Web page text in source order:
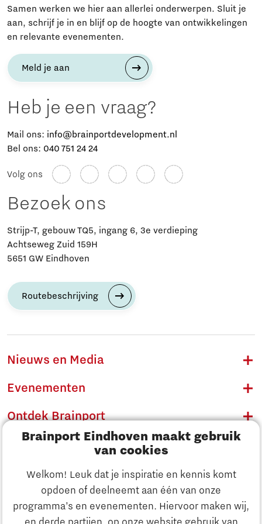
Brainport Eindhoven maakt gebruik
van cookies
Welkom! Leuk dat je inspiratie en kennis komt
opdoen of deelneemt aan één van onze
programma’s en evenementen. Hiervoor maken wij,
Ontdek Brainport
Samen werken we hier aan allerlei onderwerpen. Sluit je
aan, schrijf je in en blijf op de hoogte van ontwikkelingen
en relevante evenementen.
Meld je aan
Heb je een vraag?
Mail ons: info@brainportdevelopment.nl
Bel ons: 040 751 24 24
Volg ons
Bezoek ons
Strijp-T, gebouw TQ5, ingang 6, 3e verdieping
Achtseweg Zuid 159H
5651 GW Eindhoven
Routebeschrijving
Nieuws en Media
Evenementen
Ontdek Brainport
Innovatie
Ondernemen
Onderwijs